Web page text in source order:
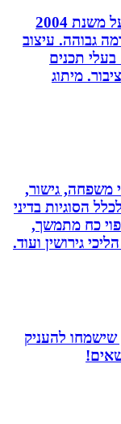
בטי ששון סטודיו לעיצוב, העסק פועל משנת 2004
עיצוב
תכנים
מיתוג
גישור,
בדיני
מתמשך,
ועוד.
להעניק